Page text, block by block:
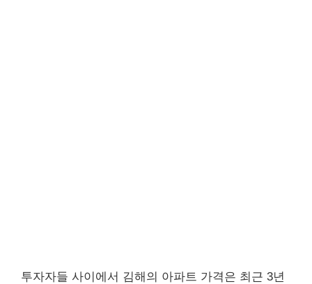
투자자들 사이에서 김해의 아파트 가격은 최근 3년